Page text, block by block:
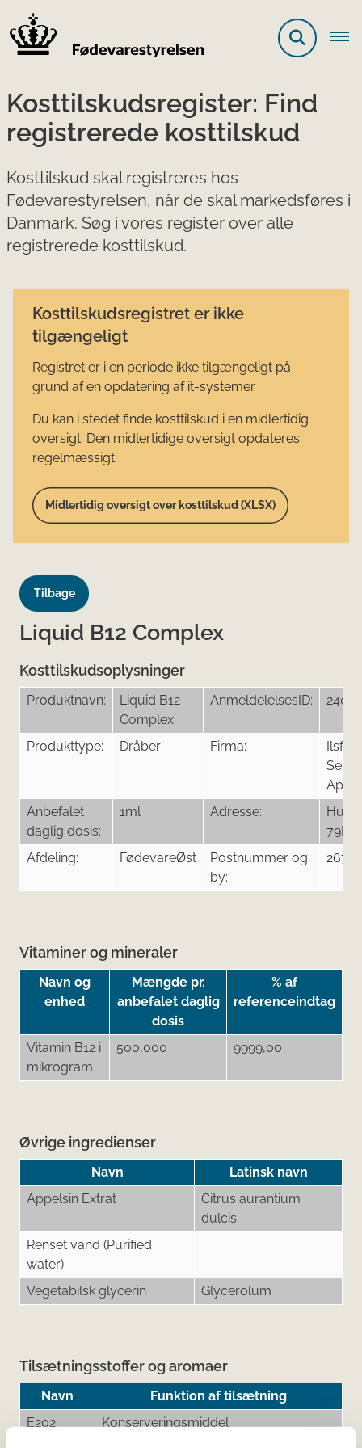
Kosttilskudsregister: Find
registrerede kosttilskud
Kosttilskud skal registreres hos
Fødevarestyrelsen, når de skal markedsføres i
Danmark. Søg i vores register over alle
registrerede kosttilskud.
Kosttilskudsregistret er ikke
tilgængeligt
Registret er i en periode ikke tilgængeligt på
grund af en opdatering af it-systemer.
Du kan i stedet finde kosttilskud i en midlertidig
oversigt. Den midlertidige oversigt opdateres
regelmæssigt.
Midlertidig oversigt over kosttilskud (XLSX)
Tilbage
Liquid B12 Complex
Kosttilskudsoplysninger
Produktnavn:
Liquid B12
Complex
AnmeldelelsesID: 24029
Produkttype: Dråber Firma:
Ilsfort
ApS
Anbefalet
daglig dosis:
1ml Adresse:
79F
Afdeling:
FødevareØst
Postnummer og
by:
2670
Vitaminer og mineraler
Navn og
enhed
Mængde pr.
anbefalet daglig
dosis
% af
referenceindtag
Vitamin B12 i
mikrogram
500,000 9999,00
Øvrige ingredienser
Navn
Latinsk navn
Appelsin Extrat
Citrus aurantium
dulcis
Renset vand (Purified
water)
Vegetabilsk glycerin
Glycerolum
Tilsætningsstoffer og aromaer
Navn
Funktion af tilsætning
E202
Konserveringsmiddel